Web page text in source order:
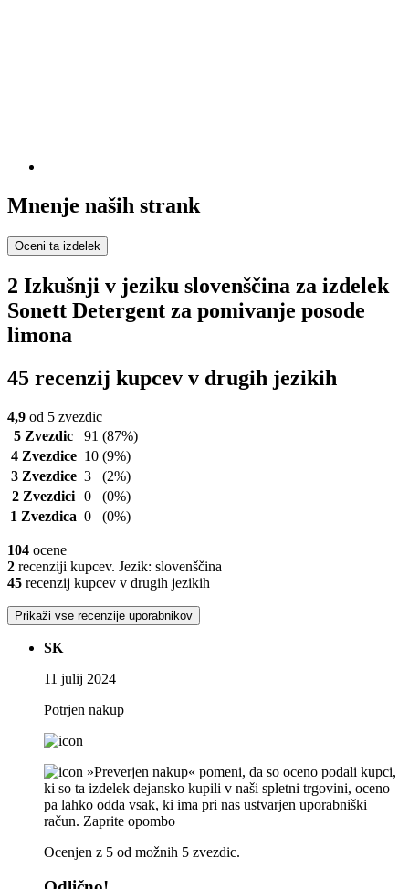
Mnenje naših strank
Oceni ta izdelek
2 Izkušnji v jeziku slovenščina za izdelek
Sonett Detergent za pomivanje posode
limona
45 recenzij kupcev v drugih jezikih
4,9 od 5 zvezdic
5 Zvezdic
91 (87%)
4 Zvezdice 10 (9%)
3 Zvezdice 3
(2%)
2 Zvezdici 0
(0%)
1 Zvezdica 0 (0%)
104 ocene
2 recenziji kupcev. Jezik: slovenščina
45 recenzij kupcev v drugih jezikih
Prikaži vse recenzije uporabnikov
SK
11 julij 2024
Potrjen nakup
»Preverjen nakup« pomeni, da so oceno podali kupci,
ki so ta izdelek dejansko kupili v naši spletni trgovini, oceno
pa lahko odda vsak, ki ima pri nas ustvarjen uporabniški
račun. Zaprite opombo
Ocenjen z 5 od možnih 5 zvezdic.